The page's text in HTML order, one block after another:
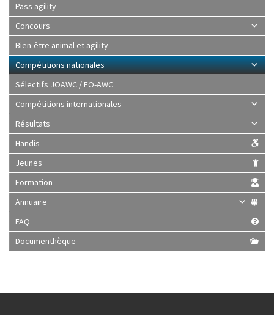
Pass agility
Concours
Bien-être animal et agility
Compétitions nationales
Sélectifs JOAWC / EO-AWC
Compétitions internationales
Résultats
Handis
Jeunes
Formation
Annuaire
FAQ
Documenthèque